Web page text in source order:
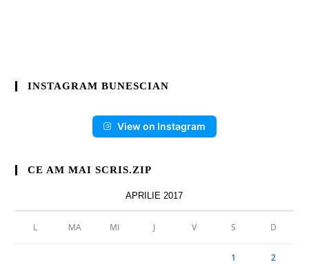
INSTAGRAM BUNESCIAN
View on Instagram
CE AM MAI SCRIS.ZIP
APRILIE 2017
L MA MI J V S D
1 2